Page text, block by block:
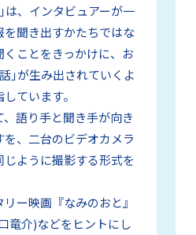
は、インタビュアーが一
聞き出すかたちではな
くことをきっかけに、お
｣が生み出されていくよ
ています。
語り手と聞き手が向き
、二台のビデオカメラ
ように撮影する形式を
ー映画『なみのおと』
竜介)などをヒントにし